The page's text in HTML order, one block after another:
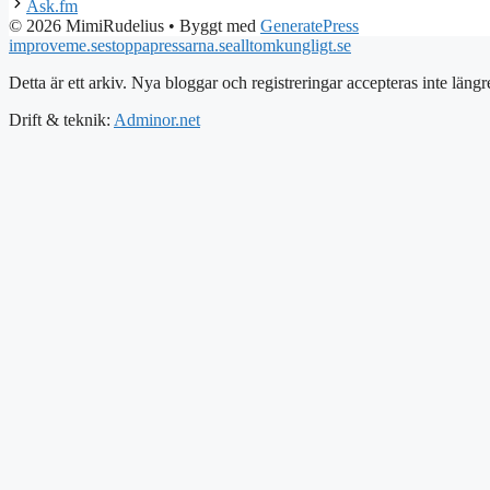
Ask.fm
© 2026 MimiRudelius • Byggt med GeneratePress
improveme.sestoppapressarna.sealltomkungligt.se
Detta är ett arkiv. Nya bloggar och registreringar accepteras inte
Drift & teknik: Adminor.net